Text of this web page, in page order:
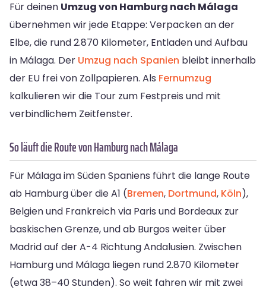
Für deinen Umzug von Hamburg nach Málaga
übernehmen wir jede Etappe: Verpacken an der
Elbe, die rund 2.870 Kilometer, Entladen und Aufbau
in Málaga. Der Umzug nach Spanien bleibt innerhalb
der EU frei von Zollpapieren. Als Fernumzug
kalkulieren wir die Tour zum Festpreis und mit
verbindlichem Zeitfenster.
So läuft die Route von Hamburg nach Málaga
Für Málaga im Süden Spaniens führt die lange Route
ab Hamburg über die A1 (Bremen, Dortmund, Köln),
Belgien und Frankreich via Paris und Bordeaux zur
baskischen Grenze, und ab Burgos weiter über
Madrid auf der A-4 Richtung Andalusien. Zwischen
Hamburg und Málaga liegen rund 2.870 Kilometer
(etwa 38–40 Stunden). So weit fahren wir mit zwei